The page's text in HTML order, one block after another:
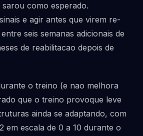
como esperado.
e agir antes que virem re-
seis semanas adicionais de
de reabilitacao depois de
o treino (e nao melhora
que o treino provoque leve
ainda se adaptando, com
em escala de 0 a 10 durante o